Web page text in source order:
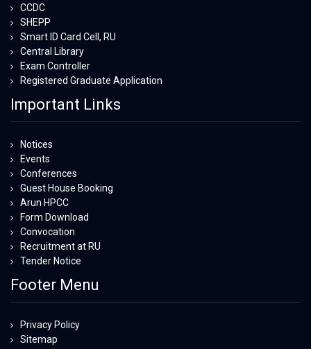
CCDC
SHEPP
Smart ID Card Cell, RU
Central Library
Exam Controller
Registered Graduate Application
Important Links
Notices
Events
Conferences
Guest House Booking
Arun HPCC
Form Download
Convocation
Recruitment at RU
Tender Notice
Footer Menu
Privacy Policy
Sitemap